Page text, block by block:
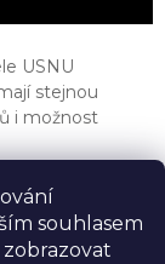
souhlasem
USNU
stejnou
i možnost